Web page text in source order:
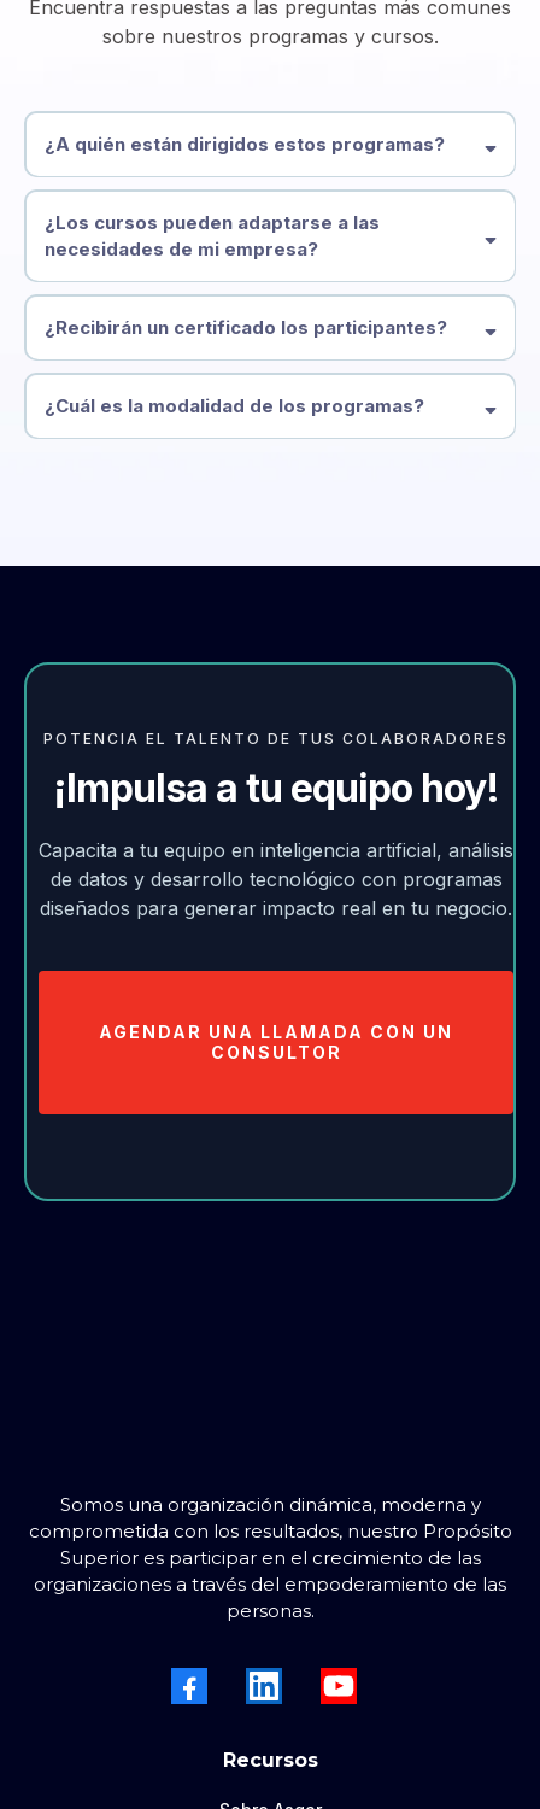
Encuentra respuestas a las preguntas más comunes
sobre nuestros programas y cursos.
¿A quién están dirigidos estos programas?
¿Los cursos pueden adaptarse a las
necesidades de mi empresa?
¿Recibirán un certificado los participantes?
¿Cuál es la modalidad de los programas?
POTENCIA EL TALENTO DE TUS COLABORADORES
¡Impulsa a tu equipo hoy!
Capacita a tu equipo en inteligencia artificial, análisis
de datos y desarrollo tecnológico con programas
diseñados para generar impacto real en tu negocio.
AGENDAR UNA LLAMADA CON UN
CONSULTOR
Somos una organización dinámica, moderna y
comprometida con los resultados, nuestro Propósito
Superior es participar en el crecimiento de las
organizaciones a través del empoderamiento de las
personas.
Recursos